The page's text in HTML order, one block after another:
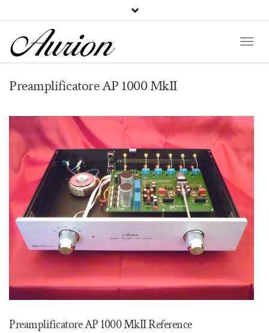
Preamplificatore AP 1000 MkII
Preamplificatore AP 1000 MkII Reference